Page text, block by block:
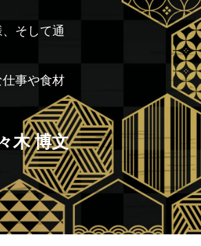
そして通
事や食材
木 博文